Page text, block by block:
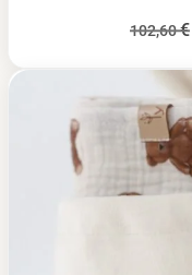
102,60€